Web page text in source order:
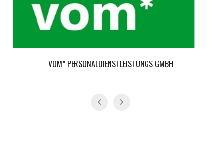
VOM* PERSONALDIENSTLEISTUNGS GMBH